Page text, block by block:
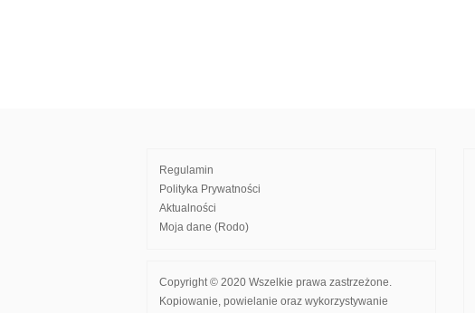
Regulamin
Polityka Prywatności
Aktualności
Moja dane (Rodo)
Copyright © 2020 Wszelkie prawa zastrzeżone.
Kopiowanie, powielanie oraz wykorzystywanie